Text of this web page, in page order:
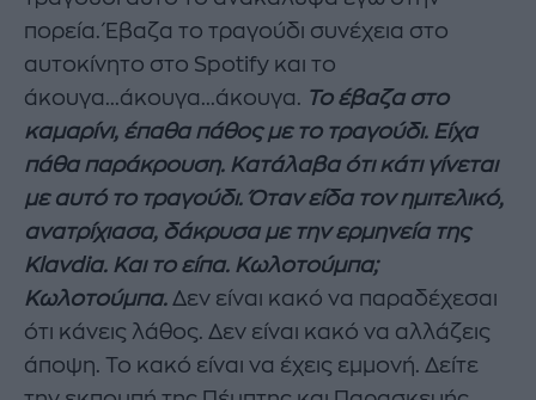
πορεία. Έβαζα το τραγούδι συνέχεια στο
αυτοκίνητο στο Spotify και το
άκουγα...άκουγα...άκουγα. Το έβαζα στο
καμαρίνι, έπαθα πάθος με το τραγούδι. Είχα
πάθα παράκρουση. Κατάλαβα ότι κάτι γίνεται
με αυτό το τραγούδι. Όταν είδα τον ημιτελικό,
ανατρίχιασα, δάκρυσα με την ερμηνεία της
Klavdia. Και το είπα. Κωλοτούμπα;
Κωλοτούμπα. Δεν είναι κακό να παραδέχεσαι
ότι κάνεις λάθος. Δεν είναι κακό να αλλάζεις
άποψη. Το κακό είναι να έχεις εμμονή. Δείτε